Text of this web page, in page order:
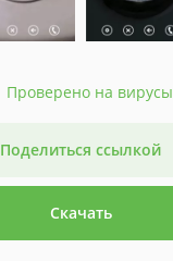
Проверено на вирусы
Поделиться ссылкой
Скачать